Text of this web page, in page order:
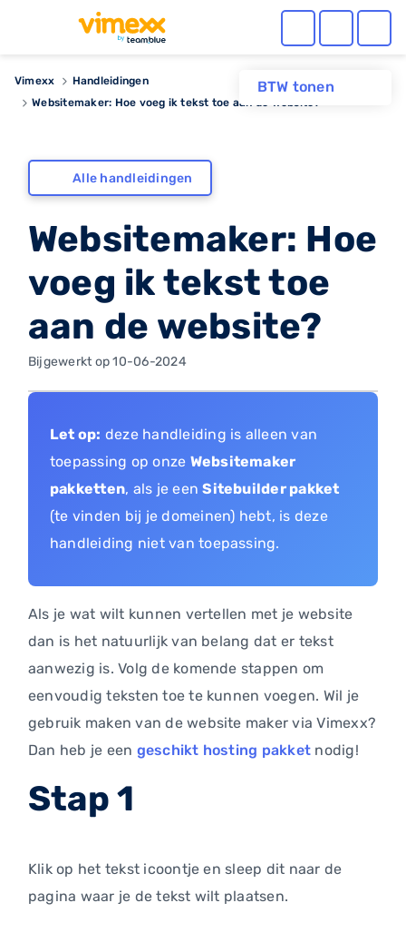
BTW tonen
Vimexx
Handleidingen
Websitemaker: Hoe voeg ik tekst toe aan de website?
Alle handleidingen
Websitemaker: Hoe
voeg ik tekst toe
aan de website?
Bijgewerkt op 10-06-2024
Let op: deze handleiding is alleen van
toepassing op onze Websitemaker
pakketten, als je eenSitebuilder pakket
(te vinden bij je domeinen) hebt, is deze
handleiding niet van toepassing.
Als je wat wilt kunnen vertellen met je website
dan is het natuurlijk van belang dat er tekst
aanwezig is. Volg de komende stappen om
eenvoudig teksten toe te kunnen voegen. Wil je
gebruik maken van de website maker via Vimexx?
Dan heb je een geschikt hosting pakket nodig!
Stap 1
Klik op het tekst icoontje en sleep dit naar de
pagina waar je de tekst wilt plaatsen.